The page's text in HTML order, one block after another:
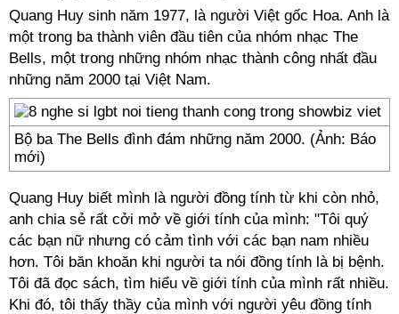
Quang Huy sinh năm 1977, là người Việt gốc Hoa. Anh là
một trong ba thành viên đầu tiên của nhóm nhạc The
Bells, một trong những nhóm nhạc thành công nhất đầu
những năm 2000 tại Việt Nam.
Bộ ba The Bells đình đám những năm 2000. (Ảnh: Báo
mới)
Quang Huy biết mình là người đồng tính từ khi còn nhỏ,
anh chia sẻ rất cởi mở về giới tính của mình: "Tôi quý
các bạn nữ nhưng có cảm tình với các bạn nam nhiều
hơn. Tôi băn khoăn khi người ta nói đồng tính là bị bệnh.
Tôi đã đọc sách, tìm hiểu về giới tính của mình rất nhiều.
Khi đó, tôi thấy thầy của mình với người yêu đồng tính